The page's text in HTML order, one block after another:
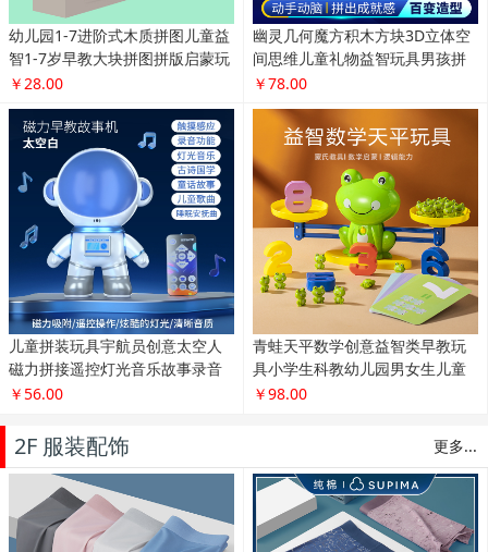
幼儿园1-7进阶式木质拼图儿童益
智1-7岁早教大块拼图拼版启蒙玩
具
￥28.00
幽灵几何魔方积木方块3D立体空
间思维儿童礼物益智玩具男孩拼
装
￥78.00
儿童拼装玩具宇航员创意太空人
磁力拼接遥控灯光音乐故事录音
机
￥56.00
青蛙天平数学创意益智类早教玩
具小学生科教幼儿园男女生儿童
礼物
￥98.00
更多...
2F 服装配饰